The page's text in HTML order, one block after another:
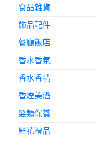
食品雜貨
飾品配件
餐廳飯店
香水香氛
香水香精
香煙美酒
髮類保養
鮮花禮品